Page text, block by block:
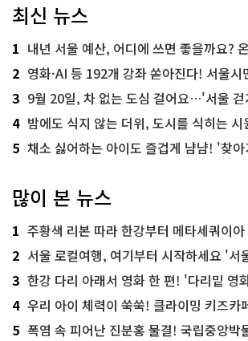
최신 뉴스
1 내년 서울 예산, 어디에 쓰면 좋을까요?
2 영화·AI 등 192개 강좌 쏟아진다! 서울시
3 9월 20일, 차 없는 도심 걸어요…'서울 걷자 페스
4 밤에도 식지 않는 더위, 도시를 식히는 시
5 채소 싫어하는 아이도 즐겁게 냠냠! '찾아가는 서
많이 본 뉴스
1 주황색 리본 따라 한강부터 메타세쿼이아 숲길까
2 서울 로컬여행, 여기부터 시작하세요 '서
3 한강 다리 아래서 영화 한 편! '다리밑 영
4 우리 아이 체력이 쑥쑥! 클라이밍 키즈카
5 폭염 속 피어난 진분홍 물결! 국립중앙박